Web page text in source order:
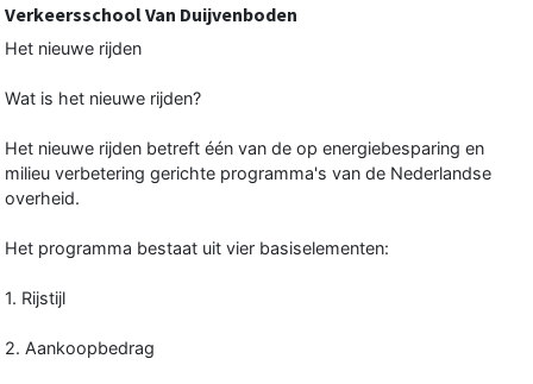
Verkeersschool Van Duijvenboden
Het nieuwe rijden
Wat is het nieuwe rijden?
Het nieuwe rijden betreft één van de op energiebesparing en
milieu verbetering gerichte programma's van de Nederlandse
overheid.
Het programma bestaat uit vier basiselementen:
1. Rijstijl
2. Aankoopbedrag